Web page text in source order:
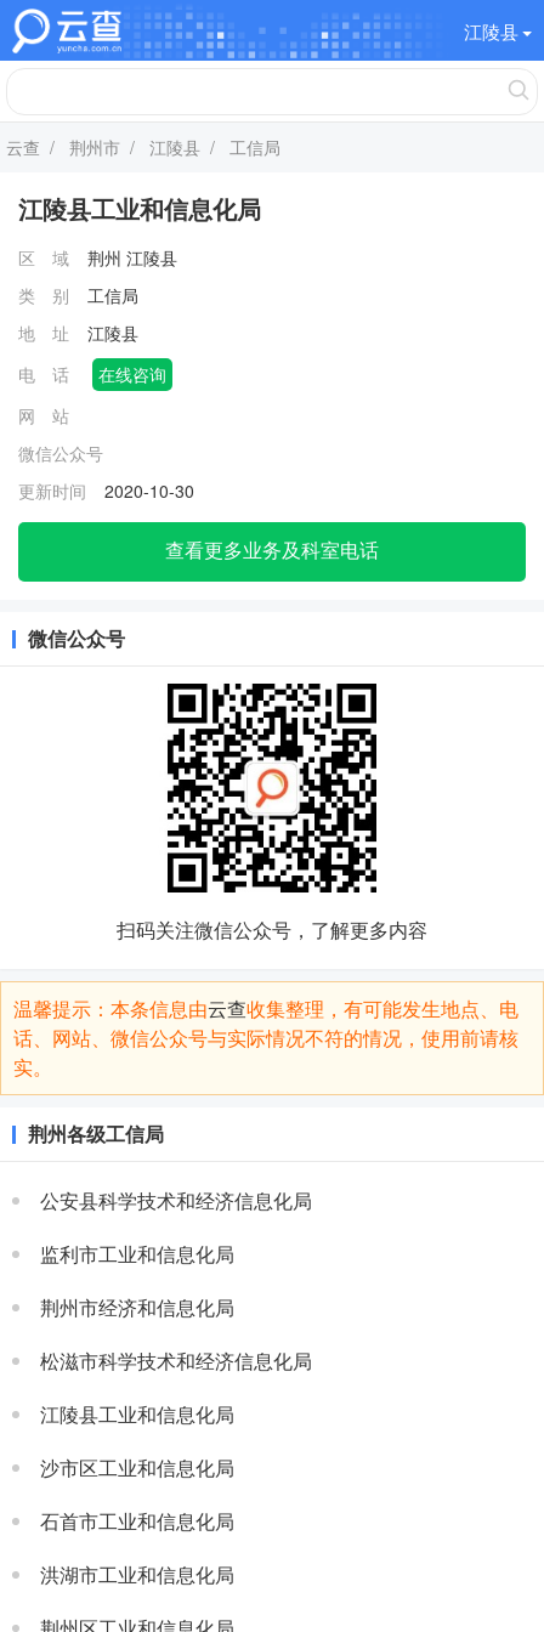
江陵县
云查 / 荆州市 / 江陵县 / 工信局
江陵县工业和信息化局
区 域 荆州 江陵县
类 别
工信局
地 址
江陵县
电 话
在线咨询
网 站
微信公众号
更新时间
2020-10-30
查看更多业务及科室电话
微信公众号
扫码关注微信公众号，了解更多内容
温馨提示：本条信息由云查收集整理，有可能发生地点、电
话、网站、微信公众号与实际情况不符的情况，使用前请核
实。
荆州各级工信局
公安县科学技术和经济信息化局
监利市工业和信息化局
荆州市经济和信息化局
松滋市科学技术和经济信息化局
江陵县工业和信息化局
沙市区工业和信息化局
石首市工业和信息化局
洪湖市工业和信息化局